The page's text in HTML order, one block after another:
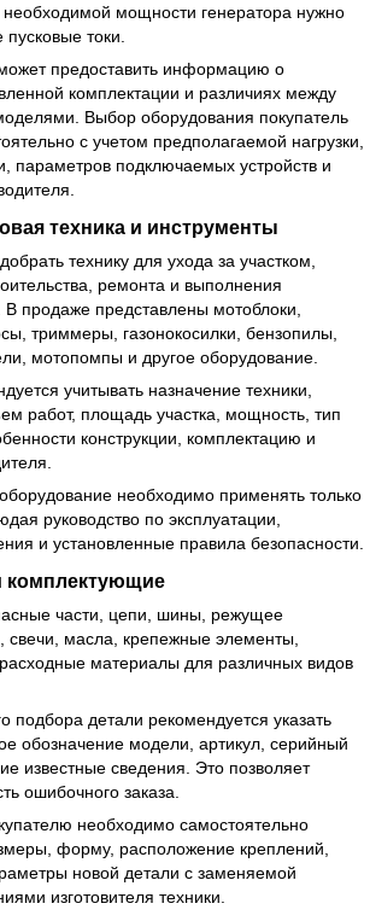
необходимой мощности генератора нужно
токи.
предоставить информацию о
комплектации и различиях между
Выбор оборудования покупатель
с учетом предполагаемой нагрузки,
параметров подключаемых устройств и
техника и инструменты
технику для ухода за участком,
ремонта и выполнения
В продаже представлены мотоблоки,
триммеры, газонокосилки, бензопилы,
мотопомпы и другое оборудование.
учитывать назначение техники,
работ, площадь участка, мощность, тип
конструкции, комплектацию и
необходимо применять только
руководство по эксплуатации,
и установленные правила безопасности.
комплектующие
части, цепи, шины, режущее
масла, крепежные элементы,
материалы для различных видов
подбора детали рекомендуется указать
обозначение модели, артикул, серийный
известные сведения. Это позволяет
ошибочного заказа.
необходимо самостоятельно
форму, расположение креплений,
новой детали с заменяемой
изготовителя техники.